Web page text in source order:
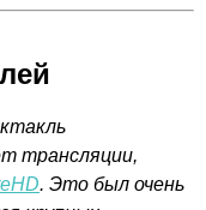
трансляции,
. Это был очень